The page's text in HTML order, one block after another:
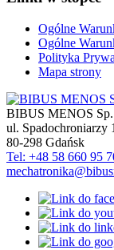
Ogólne
Ogólne
Polityka
Mapa strony
BIBUS MENOS Sp.
ul. Spadochroniarzy
80-298 Gdańsk
Tel: +48 58 660 95